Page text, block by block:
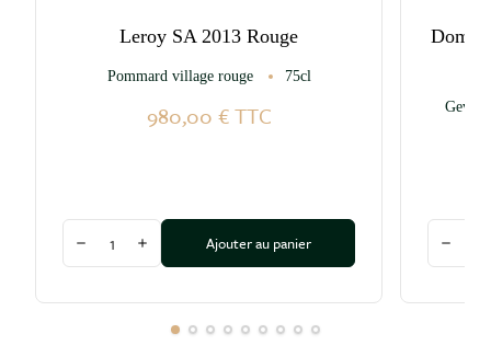
Leroy SA 2013 Rouge
Pommard village rouge 75cl
980,00 €TTC
Diminuer la quantité
Augmenter la quantité
Ajouter au panier